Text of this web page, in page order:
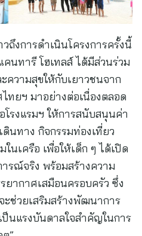
งการดำเนินโครงการครั้งนี้
นทารี โฮเทลส์ ได้มีส่วนร่วม
ความสุขให้กับเยาวชนจาก
ทยฯ มาอย่างต่อเนื่องตลอด
รงแรมฯ ให้การสนับสนุนค่า
นทาง กิจกรรมท่องเที่ยว
นเครือ เพื่อให้เด็ก ๆ ได้เปิด
รณ์จริง พร้อมสร้างความ
ากาศเสมือนครอบครัว ซึ่ง
ะช่วยเสริมสร้างพัฒนาการ
นแรงบันดาลใจสำคัญในการ